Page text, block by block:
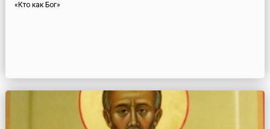
«Кто как Бог»